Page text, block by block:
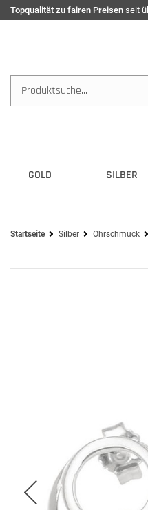
Topqualität zu fairen Preisen seit
GOLD SILBER
Startseite Silber Ohrschmuck